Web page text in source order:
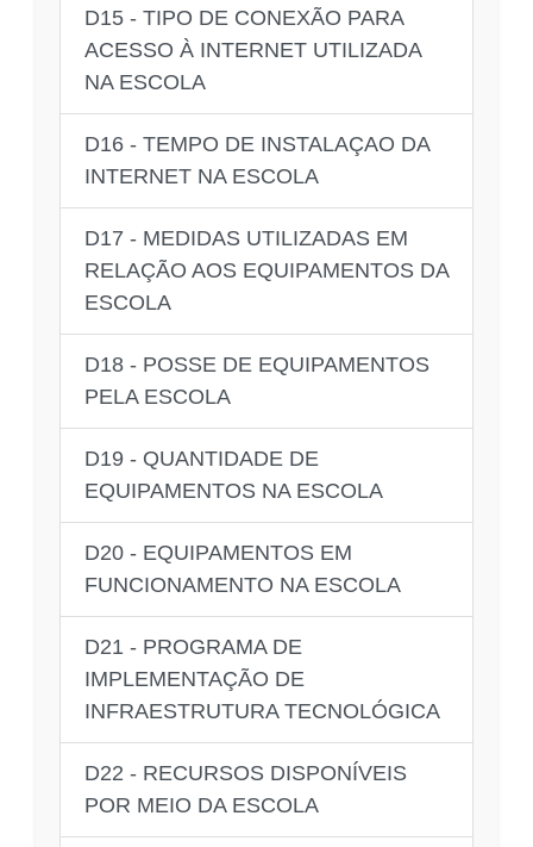
D15 - TIPO DE CONEXÃO PARA
ACESSO À INTERNET UTILIZADA
NA ESCOLA
D16 - TEMPO DE INSTALAÇAO DA
INTERNET NA ESCOLA
D17 - MEDIDAS UTILIZADAS EM
RELAÇÃO AOS EQUIPAMENTOS DA
ESCOLA
D18 - POSSE DE EQUIPAMENTOS
PELA ESCOLA
D19 - QUANTIDADE DE
EQUIPAMENTOS NA ESCOLA
D20 - EQUIPAMENTOS EM
FUNCIONAMENTO NA ESCOLA
D21 - PROGRAMA DE
IMPLEMENTAÇÃO DE
INFRAESTRUTURA TECNOLÓGICA
D22 - RECURSOS DISPONÍVEIS
POR MEIO DA ESCOLA